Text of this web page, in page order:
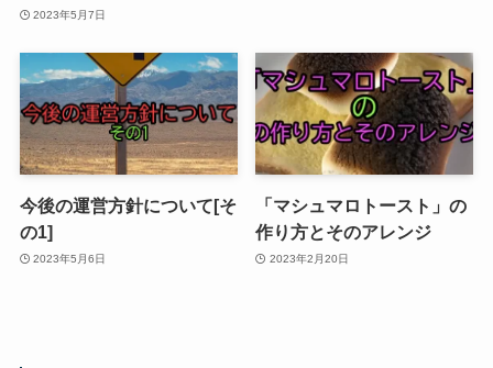
2023年5月7日
今後の運営方針について[そ
の1]
2023年5月6日
「マシュマロトースト」の
作り方とそのアレンジ
2023年2月20日